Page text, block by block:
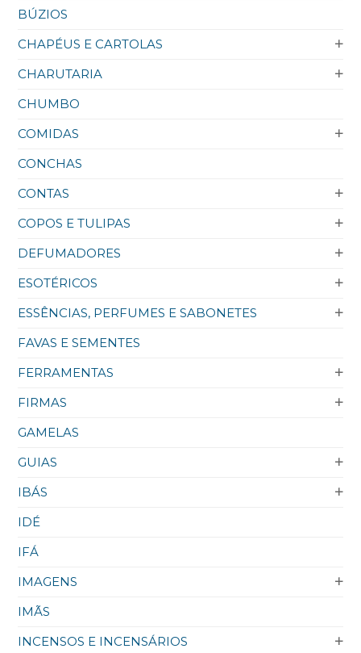
BÚZIOS
CHAPÉUS E CARTOLAS
CHARUTARIA
CHUMBO
COMIDAS
CONCHAS
CONTAS
COPOS E TULIPAS
DEFUMADORES
ESOTÉRICOS
ESSÊNCIAS, PERFUMES E SABONETES
FAVAS E SEMENTES
FERRAMENTAS
FIRMAS
GAMELAS
GUIAS
IBÁS
IDÉ
IFÁ
IMAGENS
IMÃS
INCENSOS E INCENSÁRIOS